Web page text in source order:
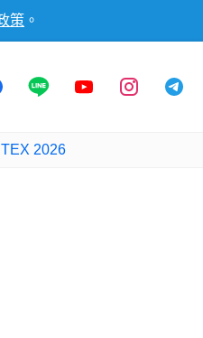
策 。
2026